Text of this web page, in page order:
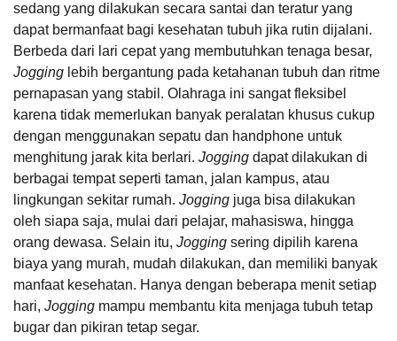
sedang yang dilakukan secara santai dan teratur yang
dapat bermanfaat bagi kesehatan tubuh jika rutin dijalani.
Berbeda dari lari cepat yang membutuhkan tenaga besar,
Jogging lebih bergantung pada ketahanan tubuh dan ritme
pernapasan yang stabil. Olahraga ini sangat fleksibel
karena tidak memerlukan banyak peralatan khusus cukup
dengan menggunakan sepatu dan handphone untuk
menghitung jarak kita berlari. Jogging dapat dilakukan di
berbagai tempat seperti taman, jalan kampus, atau
lingkungan sekitar rumah. Jogging juga bisa dilakukan
oleh siapa saja, mulai dari pelajar, mahasiswa, hingga
orang dewasa. Selain itu, Jogging sering dipilih karena
biaya yang murah, mudah dilakukan, dan memiliki banyak
manfaat kesehatan. Hanya dengan beberapa menit setiap
hari, Jogging mampu membantu kita menjaga tubuh tetap
bugar dan pikiran tetap segar.